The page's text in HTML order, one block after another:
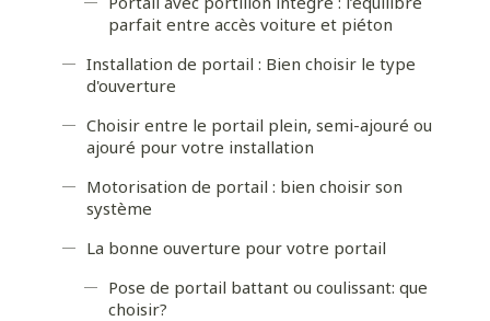
parfait entre accès voiture et piéton
Installation de portail : Bien choisir le type
d'ouverture
Choisir entre le portail plein, semi-ajouré ou
ajouré pour votre installation
Motorisation de portail : bien choisir son
système
La bonne ouverture pour votre portail
Pose de portail battant ou coulissant: que
choisir?